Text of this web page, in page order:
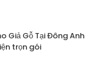
Giả Gỗ Tại Đông Anh
trọn gói